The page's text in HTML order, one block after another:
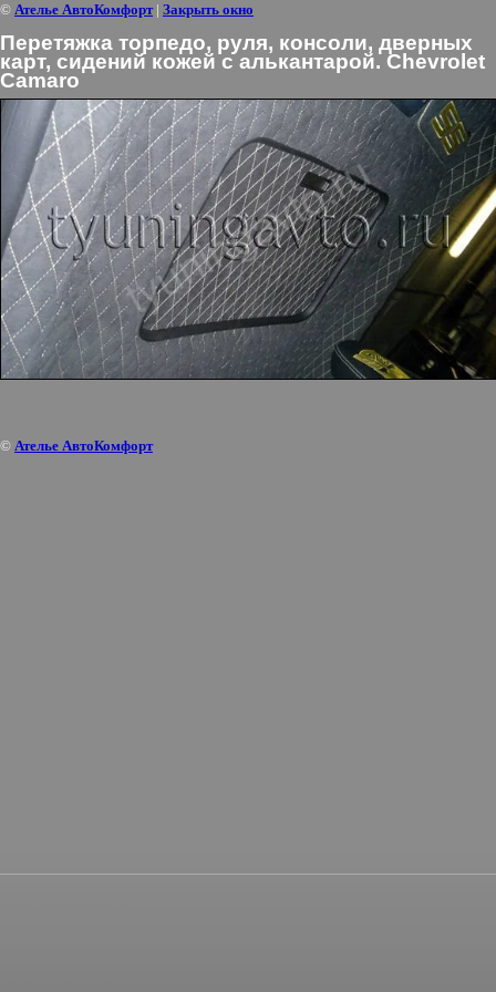
© Ателье АвтоКомфорт| Закрыть окно
Перетяжка торпедо, руля, консоли, дверных
карт, сидений кожей с алькантарой. Chevrolet
Camaro
© Ателье АвтоКомфорт